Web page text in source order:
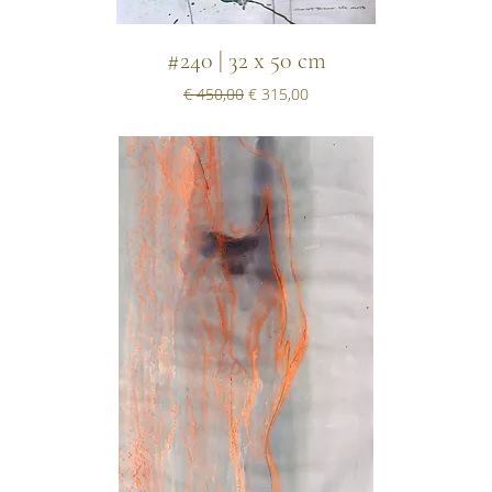
#240 | 32 x 50 cm
Normale prijs
€ 450,00 Verkoopprijs
€ 315,00